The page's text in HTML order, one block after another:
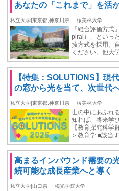
あなたの「これまで」を活
私立大学|東京都,神奈川県 桜美林大学
「総合評価方式
piral）」といっ
抜方式を採用。
ください。他大
【特集：SOLUTIONS】現
の窓から光を当て、次世代
私立大学|東京都,神奈川県 桜美林大学
世の中にあふれ
知れば、将来学
【教育探究科学
＞教育学 ■該当
高まるインバウンド需要の
続可能な成長産業へと導く
私立大学|山口県 梅光学院大学